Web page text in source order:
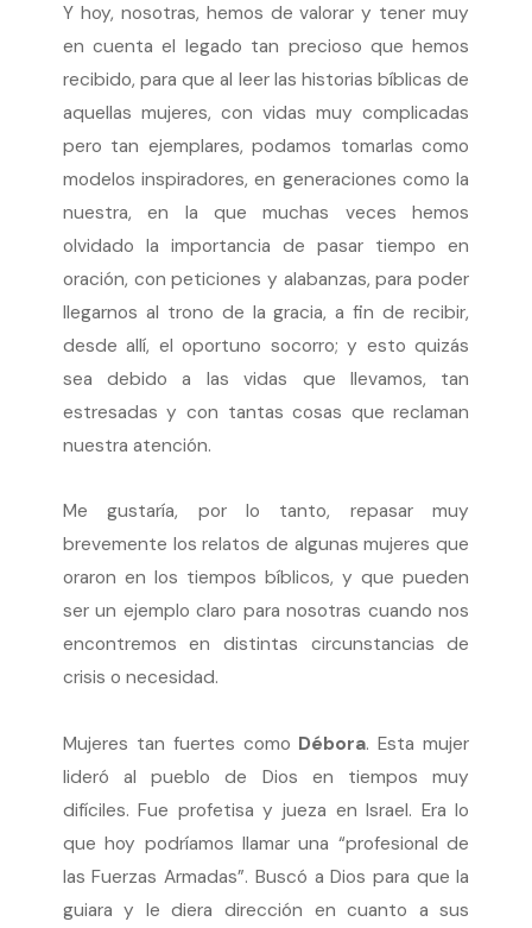
Y hoy, nosotras, hemos de valorar y tener muy
en cuenta el legado tan precioso que hemos
recibido, para que al leer las historias bíblicas de
aquellas mujeres, con vidas muy complicadas
pero tan ejemplares, podamos tomarlas como
modelos inspiradores, en generaciones como la
nuestra, en la que muchas veces hemos
olvidado la importancia de pasar tiempo en
oración, con peticiones y alabanzas, para poder
llegarnos al trono de la gracia, a fin de recibir,
desde allí, el oportuno socorro; y esto quizás
sea debido a las vidas que llevamos, tan
estresadas y con tantas cosas que reclaman
nuestra atención.
Me gustaría, por lo tanto, repasar muy
brevemente los relatos de algunas mujeres que
oraron en los tiempos bíblicos, y que pueden
ser un ejemplo claro para nosotras cuando nos
encontremos en distintas circunstancias de
crisis o necesidad.
Mujeres tan fuertes como Débora. Esta mujer
lideró al pueblo de Dios en tiempos muy
difíciles. Fue profetisa y jueza en Israel. Era lo
que hoy podríamos llamar una “profesional de
las Fuerzas Armadas”. Buscó a Dios para que la
guiara y le diera dirección en cuanto a sus